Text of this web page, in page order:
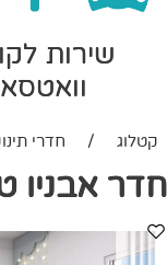
שירות לקוחות
וואטסאפ 050-
קטלוג / חדרי
חדר אבניו